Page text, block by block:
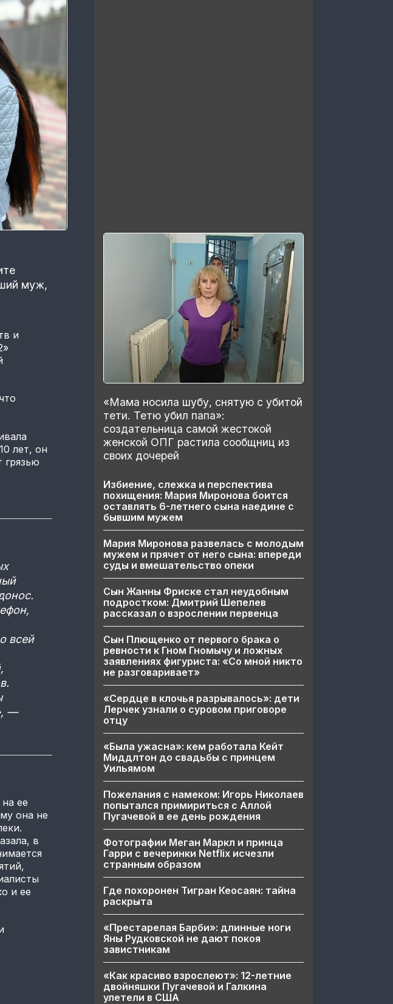
муж,
и
лет, он
грязью
всей
—
ее
она не
в
и ее
«Мама носила шубу, снятую с убитой
тети. Тетю убил папа»:
создательница самой жестокой
женской ОПГ растила сообщниц из
своих дочерей
Избиение, слежка и перспектива
похищения: Мария Миронова боится
оставлять 6-летнего сына наедине с
бывшим мужем
Мария Миронова развелась с молодым
мужем и прячет от него сына: впереди
суды и вмешательство опеки
Сын Жанны Фриске стал неудобным
подростком: Дмитрий Шепелев
рассказал о взрослении первенца
Сын Плющенко от первого брака о
ревности к Гном Гномычу и ложных
заявлениях фигуриста: «Со мной никто
не разговаривает»
«Сердце в клочья разрывалось»: дети
Лерчек узнали о суровом приговоре
отцу
«Была ужасна»: кем работала Кейт
Миддлтон до свадьбы с принцем
Уильямом
Пожелания с намеком: Игорь Николаев
попытался примириться с Аллой
Пугачевой в ее день рождения
Фотографии Меган Маркл и принца
Гарри с вечеринки Netflix исчезли
странным образом
Где похоронен Тигран Кеосаян: тайна
раскрыта
«Престарелая Барби»: длинные ноги
Яны Рудковской не дают покоя
завистникам
«Как красиво взрослеют»: 12-летние
двойняшки Пугачевой и Галкина
улетели в США